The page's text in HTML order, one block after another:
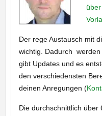
Der rege Austausch mit
wichtig. Dadurch
gibt Updates und es
den verschiedensten
deinen Anregungen (
Die durchschnittlich